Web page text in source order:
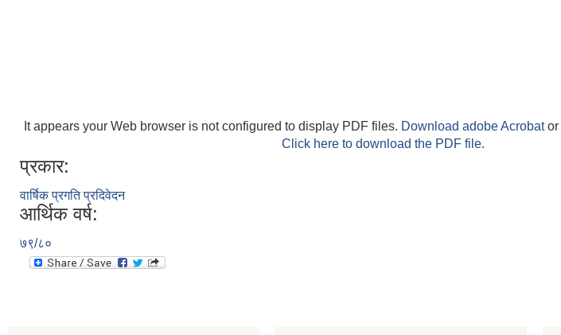
It appears your Web browser is not configured to display PDF files. Download adobe Acrobator
Click here to download the PDF file.
प्रकार:
वार्षिक प्रगति प्रदिवेदन
आर्थिक वर्ष:
७९/८०